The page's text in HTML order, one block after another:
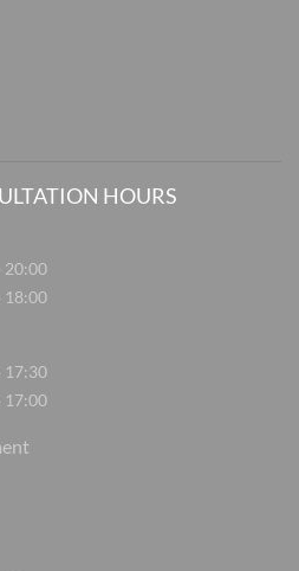
HOURS
20:00
18:00
17:30
17:00